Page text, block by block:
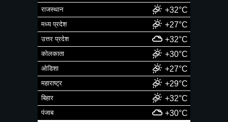
राजस्थान +32°C
मध्य प्रदेश +27°C
उत्तर प्रदेश +32°C
कोलकाता +30°C
ओडिशा +27°C
महाराष्ट्र +29°C
बिहार +32°C
पंजाब +30°C